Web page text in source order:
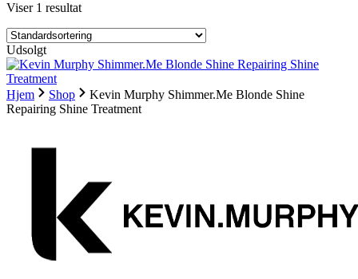
Viser 1 resultat
Udsolgt
Hjem Shop
Kevin Murphy Shimmer.Me Blonde Shine
Repairing Shine Treatment